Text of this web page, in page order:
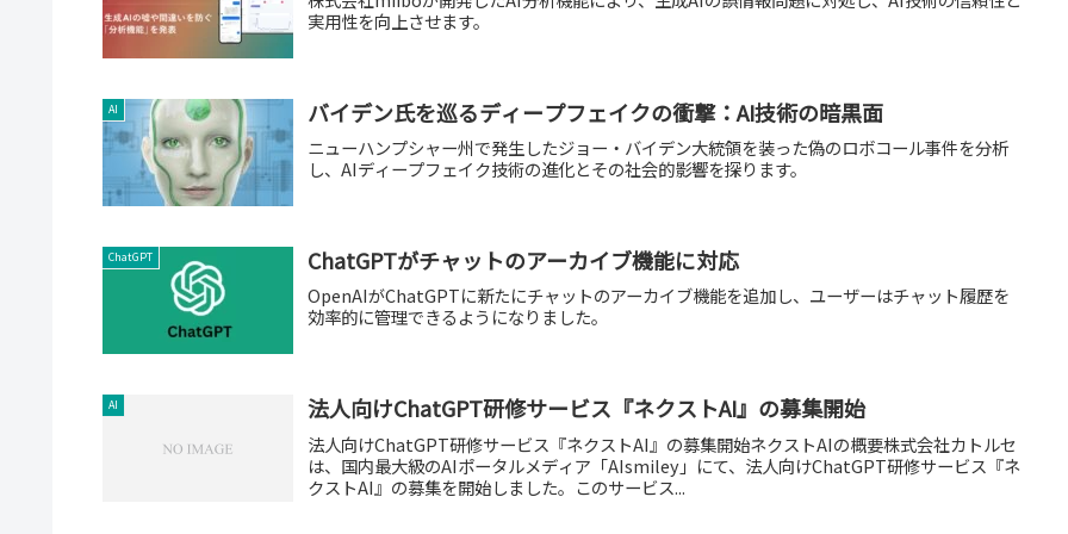
実用性を向上させます。
AI バイデン氏を巡るディープフェイクの衝撃：AI技術の暗黒面
ニューハンプシャー州で発生したジョー・バイデン大統領を装った偽のロボコール事件を分析
し、AIディープフェイク技術の進化とその社会的影響を探ります。
ChatGPT ChatGPTがチャットのアーカイブ機能に対応
OpenAIがChatGPTに新たにチャットのアーカイブ機能を追加し、ユーザーはチャット履歴を
効率的に管理できるようになりました。
AI 法人向けChatGPT研修サービス『ネクストAI』の募集開始
法人向けChatGPT研修サービス『ネクストAI』の募集開始ネクストAIの概要株式会社カトルセ
は、国内最大級のAIポータルメディア「AIsmiley」にて、法人向けChatGPT研修サービス『ネ
クストAI』の募集を開始しました。このサービス...